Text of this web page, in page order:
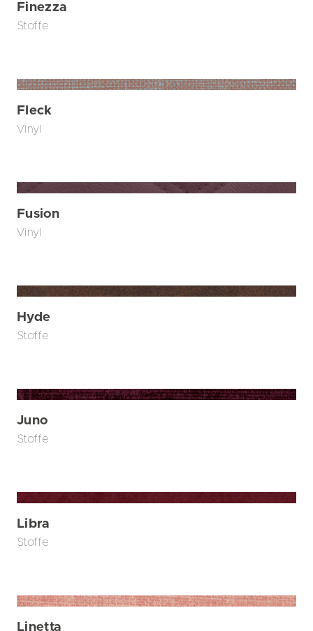
Finezza
Stoffe
Fleck
Vinyl
Fusion
Vinyl
Hyde
Stoffe
Juno
Stoffe
Libra
Stoffe
Linetta